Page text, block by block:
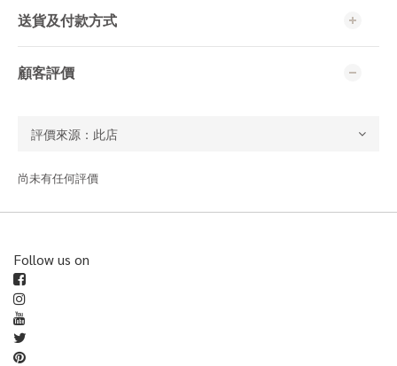
送貨及付款方式
顧客評價
尚未有任何評價
Follow us on